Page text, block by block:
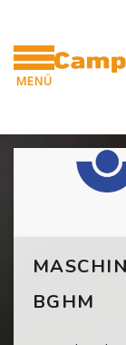
MENÜ
Zum Hauptinhalt
Blöcke
[Cocoon] Custom
BGHM